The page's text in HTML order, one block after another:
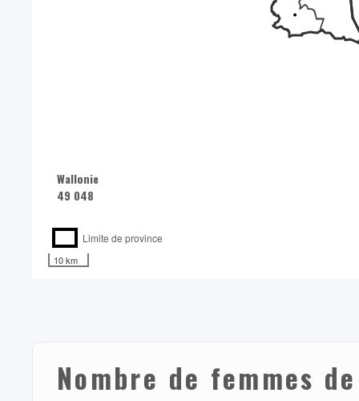
Wallonie
49 048
Limite de province
10 km
Nombre de femmes